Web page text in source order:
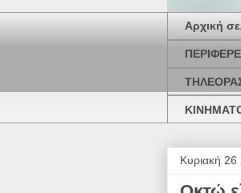
Αρχική
Κυριακή 26